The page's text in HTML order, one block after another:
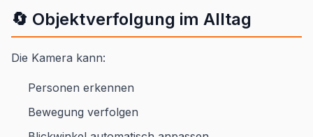
🔄 Objektverfolgung im Alltag
Die Kamera kann:
Personen erkennen
Bewegung verfolgen